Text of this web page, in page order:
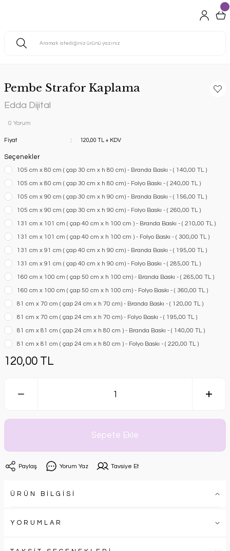
Pembe Strafor Kaplama
Edda Dijital
0 Yorum
Fiyat 120,00 TL + KDV
Seçenekler
105 cm x 80 cm ( çap 30 cm x h 80 cm) - Branda Baskı - ( 140,00 TL )
105 cm x 80 cm ( çap 30 cm x h 80 cm) - Folyo Baskı - ( 240,00 TL )
105 cm x 90 cm ( çap 30 cm x h 90 cm) - Branda Baskı - ( 156,00 TL )
105 cm x 90 cm ( çap 30 cm x h 90 cm) - Folyo Baskı - ( 260,00 TL )
131 cm x 101 cm ( çap 40 cm x h 100 cm ) - Branda Baskı - ( 210,00 TL )
131 cm x 101 cm ( çap 40 cm x h 100 cm ) - Folyo Baskı - ( 300,00 TL )
131 cm x 91 cm ( çap 40 cm x h 90 cm) - Branda Baskı - ( 195,00 TL )
131 cm x 91 cm ( çap 40 cm x h 90 cm) - Folyo Baskı - ( 285,00 TL )
160 cm x 100 cm ( çap 50 cm x h 100 cm) - Branda Baskı - ( 265,00 TL )
160 cm x 100 cm ( çap 50 cm x h 100 cm) - Folyo Baskı - ( 360,00 TL )
81 cm x 70 cm ( çap 24 cm x h 70 cm) - Branda Baskı - ( 120,00 TL )
81 cm x 70 cm ( çap 24 cm x h 70 cm) - Folyo Baskı - ( 195,00 TL )
81 cm x 81 cm ( çap 24 cm x h 80 cm ) - Branda Baskı - ( 140,00 TL )
81 cm x 81 cm ( çap 24 cm x h 80 cm ) - Folyo Baskı - ( 220,00 TL )
120,00 TL
Sepete Ekle
Paylaş Yorum Yaz Tavsiye Et
ÜRÜN BİLGİSİ
YORUMLAR